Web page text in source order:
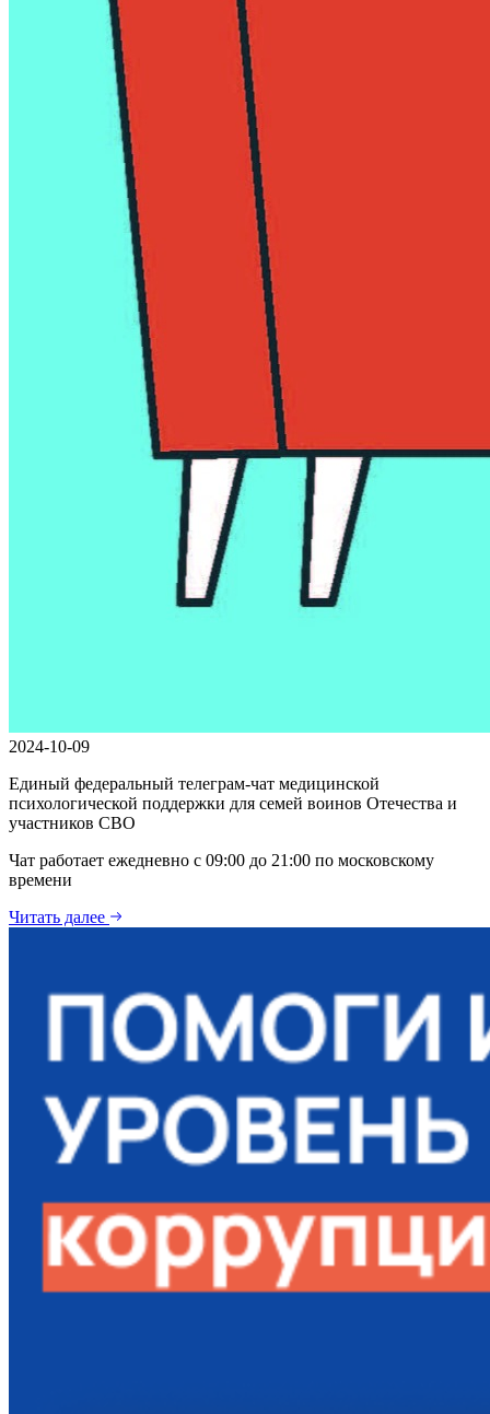
2024-10-09
Единый федеральный телеграм-чат медицинской
психологической поддержки для семей воинов Отечества и
участников СВО
Чат работает ежедневно с 09:00 до 21:00 по московскому
времени
Читать далее